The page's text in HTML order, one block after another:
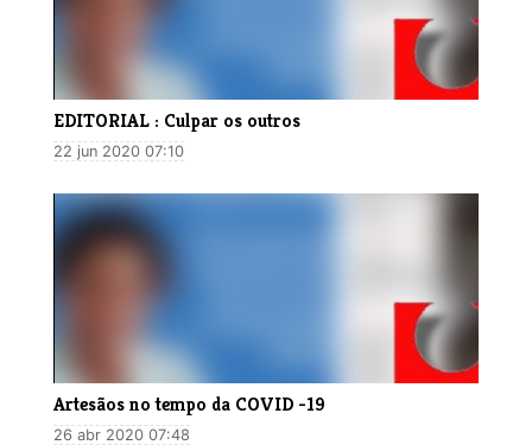
EDITORIAL : Culpar os outros
22 jun 2020 07:10
Artesãos no tempo da COVID -19
26 abr 2020 07:48